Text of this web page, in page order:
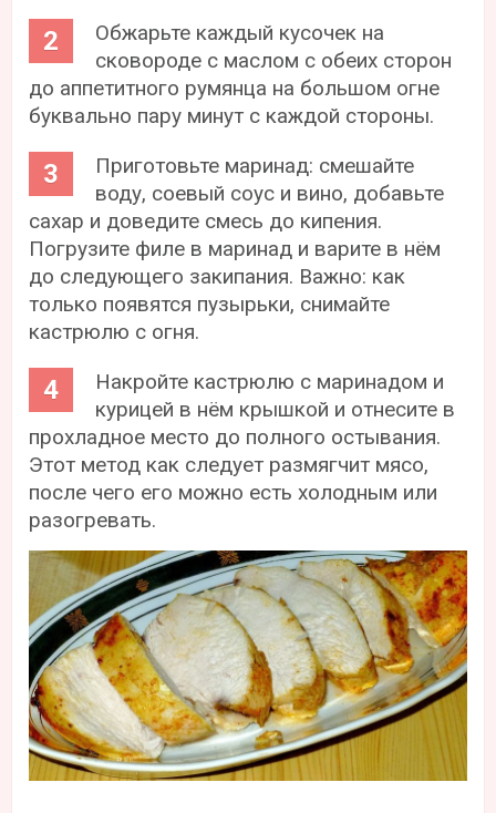
Обжарьте каждый кусочек на
сковороде с маслом с обеих сторон
до аппетитного румянца на большом огне
буквально пару минут с каждой стороны.
Приготовьте маринад: смешайте
воду, соевый соус и вино, добавьте
сахар и доведите смесь до кипения.
Погрузите филе в маринад и варите в нём
до следующего закипания. Важно: как
только появятся пузырьки, снимайте
кастрюлю с огня.
Накройте кастрюлю с маринадом и
курицей в нём крышкой и отнесите в
прохладное место до полного остывания.
Этот метод как следует размягчит мясо,
после чего его можно есть холодным или
разогревать.